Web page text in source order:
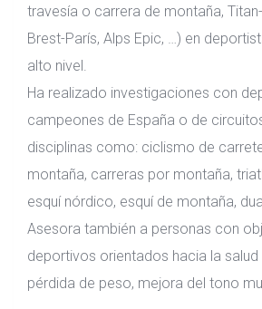
travesía o carrera de montaña,
Brest-París, Alps Epic, …) en
alto nivel.
Ha realizado investigaciones con
campeones de España o de
disciplinas como: ciclismo de
montaña, carreras por montaña,
esquí nórdico, esquí de montaña,
Asesora también a personas con
deportivos orientados hacia la salud
pérdida de peso, mejora del tono